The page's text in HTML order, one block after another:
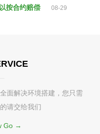
按合约赔偿 08-29
面解决环境搭建，您只需
请交给我们
Go →